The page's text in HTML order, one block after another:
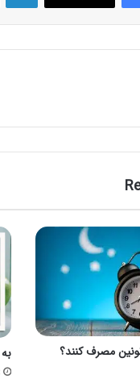
مصرف کنند؟